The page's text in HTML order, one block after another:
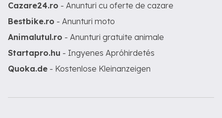
Cazare24.ro - Anunturi cu oferte de cazare
Bestbike.ro - Anunturi moto
Animalutul.ro - Anunturi gratuite animale
Startapro.hu - Ingyenes Apróhirdetés
Quoka.de - Kostenlose Kleinanzeigen